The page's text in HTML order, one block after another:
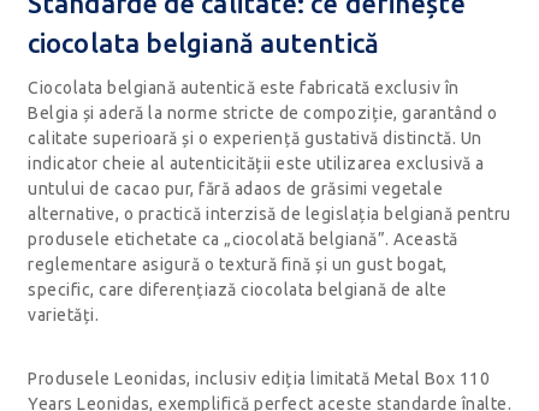
ciocolata belgiană autentică
Ciocolata belgiană autentică este fabricată exclusiv în
Belgia și aderă la norme stricte de compoziție, garantând o
calitate superioară și o experiență gustativă distinctă. Un
indicator cheie al autenticității este utilizarea exclusivă a
untului de cacao pur, fără adaos de grăsimi vegetale
alternative, o practică interzisă de legislația belgiană pentru
produsele etichetate ca „ciocolată belgiană”. Această
reglementare asigură o textură fină și un gust bogat,
specific, care diferențiază ciocolata belgiană de alte
varietăți.
Produsele Leonidas, inclusiv ediția limitată Metal Box 110
Years Leonidas, exemplifică perfect aceste standarde înalte.